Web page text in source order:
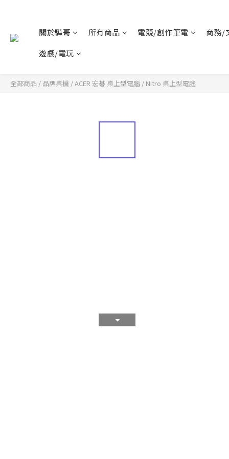
關於驊哥 所有商品 電競/創作筆電
商務/
遊戲/電玩
全部商品 / 品牌桌機 /ACER 宏碁 桌上型電腦 / Nitro 桌上型電腦